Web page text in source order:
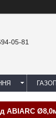
05-81
ABIARC